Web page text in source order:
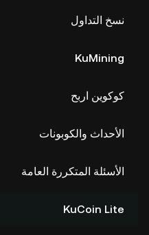
نسخ التداول
KuMining
كوكوين اربح
الأحداث والكوبونات
الأسئلة المتكررة العامة
KuCoin Lite